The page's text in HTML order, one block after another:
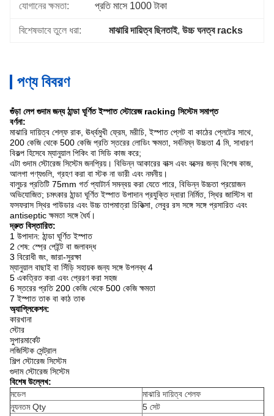
যোগানের ক্ষমতা: প্রতি মাসে 1000 টাকা
বিশেষভাবে তুলে ধরা: মাঝারি দায়িত্ব ছিনতাই, উচ্চ ঘনত্ব racks
পণ্য বিবরণ
গুঁড়া লেপ গুদাম জন্য ঠান্ডা ঘূর্ণিত ইস্পাত স্টোরেজ racking সিস্টেম সমাপ্ত
বর্ণনা:
মাঝারি দায়িত্ব শেল্ফ রাক, ঊর্ধ্বমুখী ফ্রেম, মরীচি, ইস্পাত প্লেট বা কাঠের প্লেটের সাথে,
200 কেজি থেকে 500 কেজি প্রতি স্তরের লোডিং ক্ষমতা, সর্বনিম্ন উচ্চতা 4 মি, সাধারণ
বিকল্প হিসেবে ম্যানুয়াল পিকিং বা সিডি কাজ করে;
এটা গুদাম স্টোরেজ সিস্টেম জনপ্রিয়। বিভিন্ন আকারের বাক্স এবং বক্সের জন্য বিশেষ কাজ,
আলগা পণ্যগুলি, গ্রহণ করা বা স্টক না ভারী এবং নমনীয়।
বালুচর প্রতিটি 75mm গর্ত প্যাটার্ন সমন্বয় করা যেতে পারে, বিভিন্ন উচ্চতা প্রয়োজন
অভিযোজিত; চমৎকার ঠান্ডা ঘূর্ণিত ইস্পাত উপাদান প্রযুক্তি দ্বারা নির্মিত, স্থির জাস্টিস বা
ফসফরাস স্থির পাউডার এবং উচ্চ তাপমাত্রা চিকিত্সা, লেবুর রস সঙ্গে সঙ্গে প্রসারিত এবং
antiseptic ক্ষমতা সঙ্গে ধৈর্য।
দ্রুত বিস্তারিত:
1 উপাদান: ঠান্ডা ঘূর্ণিত ইস্পাত
2 শেষ: স্প্রে পেইন্ট বা জলাবদ্ধ
3 বিরোধী জং, জারা-সুরক্ষা
ম্যানুয়াল বাছাই বা সিঁড়ি সহায়ক জন্য সঙ্গে উপলব্ধ 4
5 একত্রিত করা এবং প্রেরণ করা সহজ
6 স্তরের প্রতি 200 কেজি থেকে 500 কেজি ক্ষমতা
7 ইস্পাত তাক বা কাঠ তাক
অ্যাপ্লিকেশন:
কারখানা
স্টোর
সুপারমার্কেট
লজিস্টিক সেন্ট্রাল
শিল্প স্টোরেজ সিস্টেম
গুদাম স্টোরেজ সিস্টেম
বিশেষ উল্লেখ:
মডেল
মাঝারি দায়িত্ব শেলফ
ন্যূনতম Qty
5 সেট